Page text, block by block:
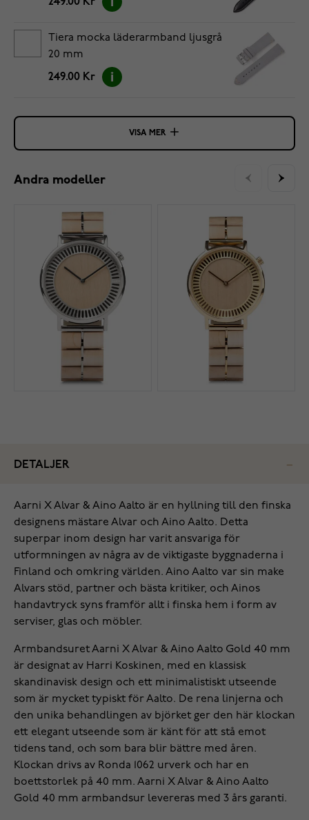
Tiera mocka läderarmband ljusgrå
20 mm
249.00 Kr
VISA MER
Andra modeller
DETALJER
Aarni X Alvar & Aino Aalto är en hyllning till den finska
designens mästare Alvar och Aino Aalto. Detta
superpar inom design har varit ansvariga för
utformningen av några av de viktigaste byggnaderna i
Finland och omkring världen. Aino Aalto var sin make
Alvars stöd, partner och bästa kritiker, och Ainos
handavtryck syns framför allt i finska hem i form av
serviser, glas och möbler.
Armbandsuret Aarni X Alvar & Aino Aalto Gold 40 mm
är designat av Harri Koskinen, med en klassisk
skandinavisk design och ett minimalistiskt utseende
som är mycket typiskt för Aalto. De rena linjerna och
den unika behandlingen av björket ger den här klockan
ett elegant utseende som är känt för att stå emot
tidens tand, och som bara blir bättre med åren.
Klockan drivs av Ronda 1062 urverk och har en
boettstorlek på 40 mm. Aarni X Alvar & Aino Aalto
Gold 40 mm armbandsur levereras med 3 års garanti.